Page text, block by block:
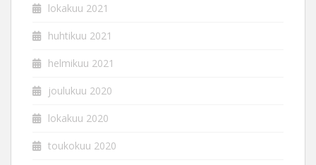
lokakuu 2021
huhtikuu 2021
helmikuu 2021
joulukuu 2020
lokakuu 2020
toukokuu 2020